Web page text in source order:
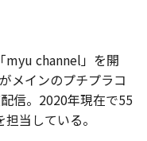
myu channel」を開
メインのプチプラコ
信。2020年現在で55
当している。